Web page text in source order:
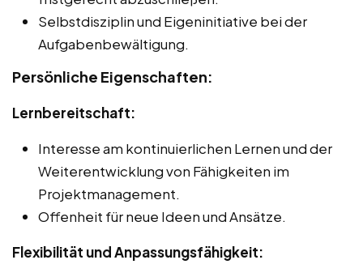
Selbstdisziplin und Eigeninitiative bei der
Aufgabenbewältigung.
Persönliche Eigenschaften:
Lernbereitschaft:
Interesse am kontinuierlichen Lernen und der
Weiterentwicklung von Fähigkeiten im
Projektmanagement.
Offenheit für neue Ideen und Ansätze.
Flexibilität und Anpassungsfähigkeit: